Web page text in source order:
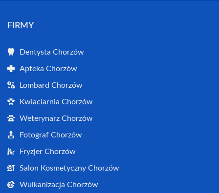
FIRMY
Dentysta Chorzów
Apteka Chorzów
Lombard Chorzów
Kwiaciarnia Chorzów
Weterynarz Chorzów
Fotograf Chorzów
Fryzjer Chorzów
Salon Kosmetyczny Chorzów
Wulkanizacja Chorzów